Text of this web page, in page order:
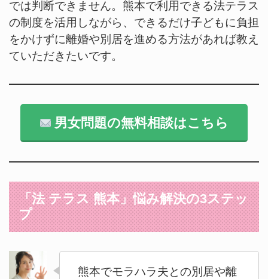
では判断できません。熊本で利用できる法テラス
の制度を活用しながら、できるだけ子どもに負担
をかけずに離婚や別居を進める方法があれば教え
ていただきたいです。
男女問題の無料相談はこちら
「法 テラス 熊本」悩み解決の3ステッ
プ
熊本でモラハラ夫との別居や離